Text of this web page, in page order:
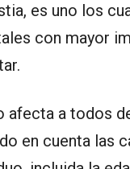
es uno los
con mayor
afecta a todos
en cuenta las